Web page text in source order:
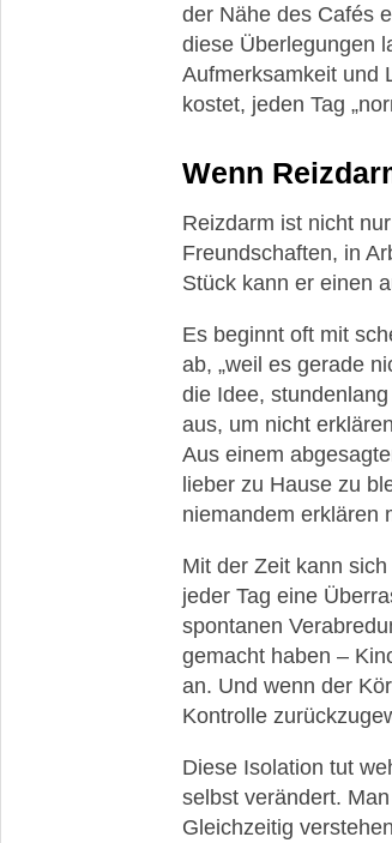
der Nähe des Cafés
diese Überlegungen
Aufmerksamkeit und
kostet, jeden Tag
Wenn
Reizdarm ist nicht
Freundschaften, in
Stück kann er einen
Es beginnt oft mit
ab, „weil es gerade
die Idee,
aus, um nicht
Aus einem
lieber zu Hause zu
niemandem erklären
Mit der Zeit kann
jeder Tag eine
spontanen
gemacht haben –
an. Und wenn der
Kontrolle
Diese Isolation tut
selbst verändert.
Gleichzeitig